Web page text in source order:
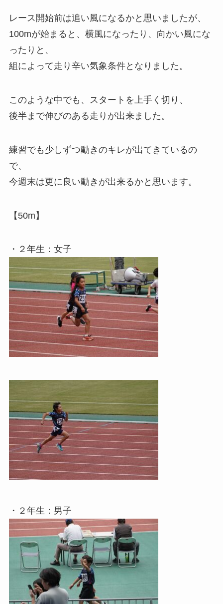
レース開始前は追い風になるかと思いましたが、
100mが始まると、横風になったり、向かい風にな
ったりと、
組によって走り辛い気象条件となりました。
このような中でも、スタートを上手く切り、
後半まで伸びのある走りが出来ました。
練習でも少しずつ動きのキレが出てきているの
で、
今週末は更に良い動きが出来るかと思います。
【50m】
・２年生：女子
・２年生：男子